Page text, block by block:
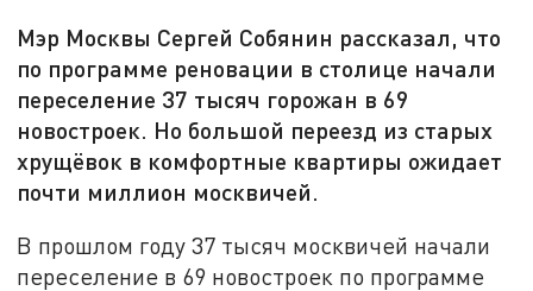
Мэр Москвы Сергей Собянин рассказал, что
по программе реновации в столице начали
переселение 37 тысяч горожан в 69
новостроек. Но большой переезд из старых
хрущёвок в комфортные квартиры ожидает
почти миллион москвичей.
В прошлом году 37 тысяч москвичей начали
переселение в 69 новостроек по программе